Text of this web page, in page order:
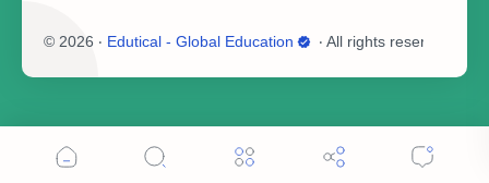
© 2026 ‧ Edutical - Global Education ‧ All rights reserved.